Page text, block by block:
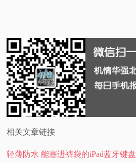
相关文章链接
轻薄防水 能塞进裤袋的iPad蓝牙键盘